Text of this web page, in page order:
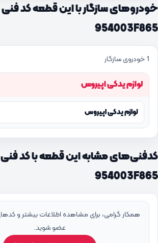
خودروهای سازگار با این قطعه کد فنی
954003F865
1 خودروی سازگار
لوازم یدکی اپیروس
لوازم یدکی اپیروس
کدفنی‌های مشابه این قطعه با کد فنی
954003F865
همکار گرامی، برای مشاهده اطلاعات بیشتر و
عضو شوید.